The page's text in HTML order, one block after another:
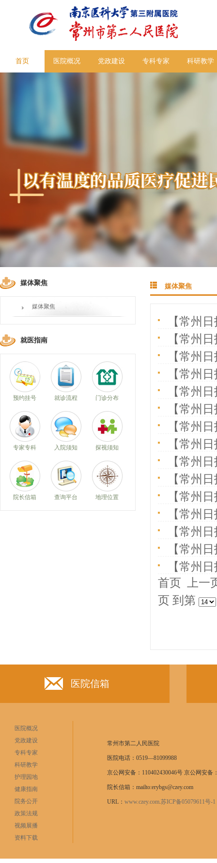
首页 医院概况 党政建设 专科专家 科研教学
媒体聚焦
媒体聚焦
就医指南
预约挂号 就诊流程 门诊分布
专家专科 入院须知 探视须知
院长信箱 查询平台 地理位置
媒体聚焦
【常州
【常州
【常州
【常州
【常州
【常州
【常州
【常州
【常州
【常州
【常州
【常州
【常州
【常州
【常州
首页
上一
页 到第
医院信箱
医院概况
党政建设
专科专家
科研教学
护理园地
健康指南
院务公开
政策法规
视频展播
资料下载
常州市第二人民医院
医院电话：0519—81099988
京公网安备：110402430046号 京公网安备
院长信箱：mailto:erybgs@czey.com
URL： www.czey.com.苏ICP备05079611号-